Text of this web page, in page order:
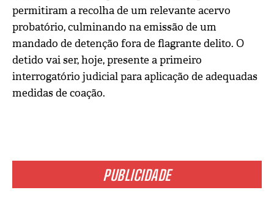
PUBLICIDADE
permitiram a recolha de um relevante acervo
probatório, culminando na emissão de um
mandado de detenção fora de flagrante delito. O
detido vai ser, hoje, presente a primeiro
interrogatório judicial para aplicação de adequadas
medidas de coação.